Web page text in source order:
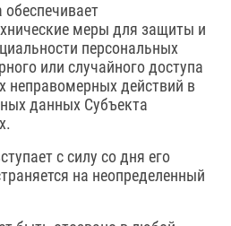
меры для защиты и
персональных
или случайного доступа
неправомерных действий в
данных Субъекта
с силу со дня его
на неопределенный